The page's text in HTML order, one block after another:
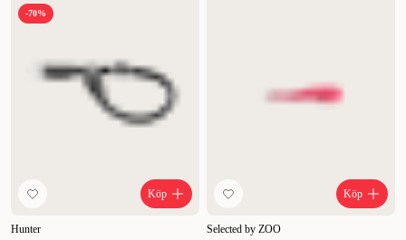
-70%
Köp
Hunter
Köp
Selected by ZOO